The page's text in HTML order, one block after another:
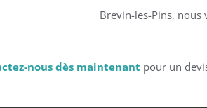
Brevin-les-Pins,
nous dès maintenant pour un